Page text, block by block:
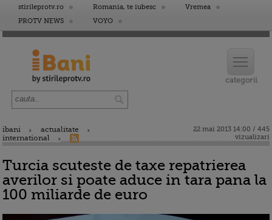
stirileprotv.ro Romania, te iubesc
Vremea
PROTV NEWS
VOYO
ibani
actualitate
international
22 mai 2013 14:00 / 445
vizualizari
Turcia scuteste de taxe repatrierea
averilor si poate aduce in tara pana la
100 miliarde de euro